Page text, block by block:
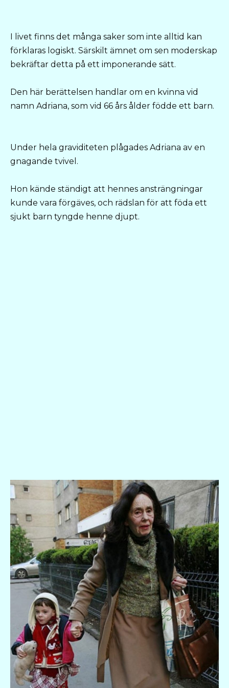
I livet finns det många saker som inte alltid kan
förklaras logiskt. Särskilt ämnet om sen moderskap
bekräftar detta på ett imponerande sätt.
Den här berättelsen handlar om en kvinna vid
namn Adriana, som vid 66 års ålder födde ett barn.
Under hela graviditeten plågades Adriana av en
gnagande tvivel.
Hon kände ständigt att hennes ansträngningar
kunde vara förgäves, och rädslan för att föda ett
sjukt barn tyngde henne djupt.